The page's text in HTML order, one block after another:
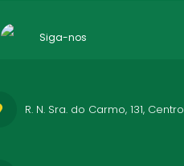
Siga-nos
R. N. Sra. do Carmo, 131, Centro